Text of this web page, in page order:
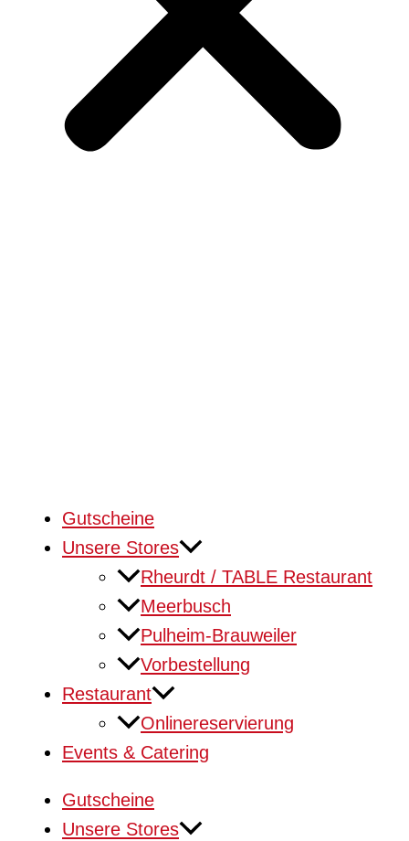
Gutscheine
Unsere Stores
Rheurdt / TABLE Restaurant
Meerbusch
Pulheim-Brauweiler
Vorbestellung
Restaurant
Onlinereservierung
Events & Catering
Gutscheine
Unsere Stores